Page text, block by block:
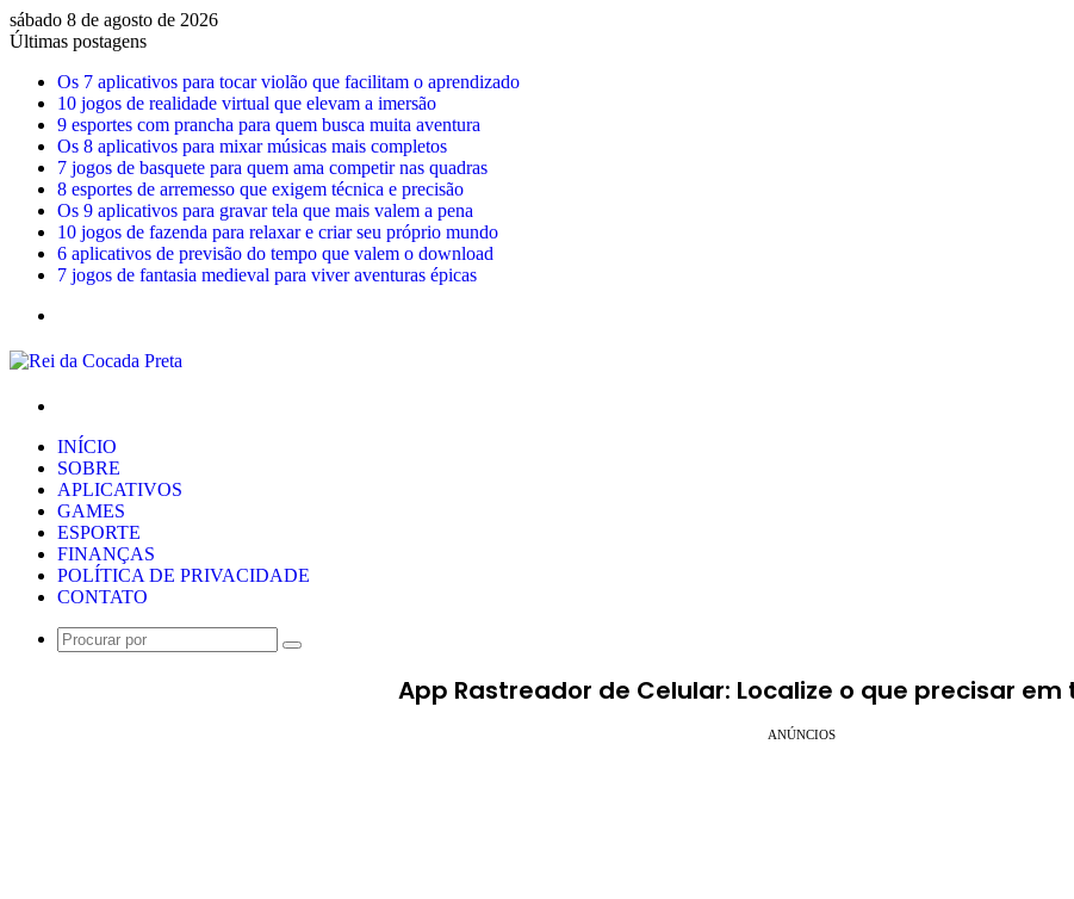
sábado 8 de agosto de 2026
Últimas postagens
Os 7 aplicativos para tocar violão que facilitam o aprendizado
10 jogos de realidade virtual que elevam a imersão
9 esportes com prancha para quem busca muita aventura
Os 8 aplicativos para mixar músicas mais completos
7 jogos de basquete para quem ama competir nas quadras
8 esportes de arremesso que exigem técnica e precisão
Os 9 aplicativos para gravar tela que mais valem a pena
10 jogos de fazenda para relaxar e criar seu próprio mundo
6 aplicativos de previsão do tempo que valem o download
7 jogos de fantasia medieval para viver aventuras épicas
INÍCIO
SOBRE
APLICATIVOS
GAMES
ESPORTE
FINANÇAS
POLÍTICA DE PRIVACIDADE
CONTATO
Procurar
App Rastreador de Celular: Localize o que precisar
ANÚNCIOS